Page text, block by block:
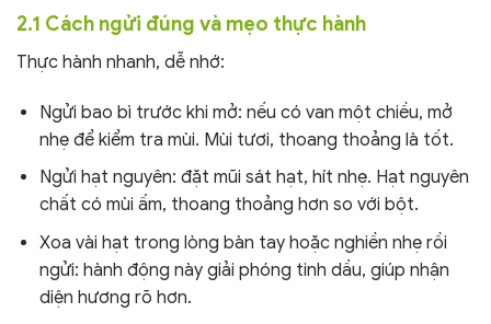
2.1 Cách ngửi đúng và mẹo thực hành
Thực hành nhanh, dễ nhớ:
Ngửi bao bì trước khi mở: nếu có van một chiều, mở
nhẹ để kiểm tra mùi. Mùi tươi, thoang thoảng là tốt.
Ngửi hạt nguyên: đặt mũi sát hạt, hít nhẹ. Hạt nguyên
chất có mùi ấm, thoang thoảng hơn so với bột.
Xoa vài hạt trong lòng bàn tay hoặc nghiền nhẹ rồi
ngửi: hành động này giải phóng tinh dầu, giúp nhận
diện hương rõ hơn.